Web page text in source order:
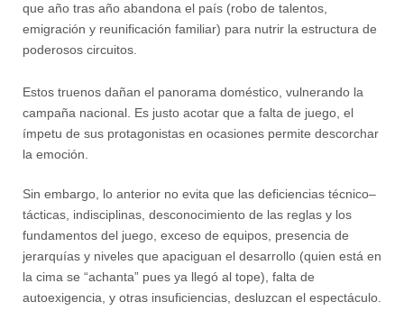
que año tras año abandona el país (robo de talentos,
emigración y reunificación familiar) para nutrir la estructura de
poderosos circuitos.
Estos truenos dañan el panorama doméstico, vulnerando la
campaña nacional. Es justo acotar que a falta de juego, el
ímpetu de sus protagonistas en ocasiones permite descorchar
la emoción.
Sin embargo, lo anterior no evita que las deficiencias técnico–
tácticas, indisciplinas, desconocimiento de las reglas y los
fundamentos del juego, exceso de equipos, presencia de
jerarquías y niveles que apaciguan el desarrollo (quien está en
la cima se “achanta” pues ya llegó al tope), falta de
autoexigencia, y otras insuficiencias, desluzcan el espectáculo.